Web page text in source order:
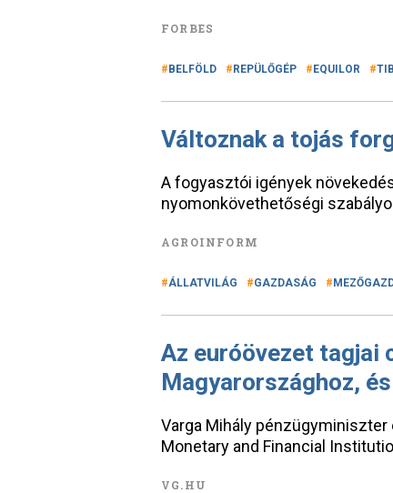
FORBES
BELFÖLD REPÜLŐGÉP EQUILOR
Változnak a tojás
A fogyasztói igények
nyomonkövethetőségi
AGROINFORM
ÁLLATVILÁG GAZDASÁG
Az euróövezet tagjai
Magyarországhoz,
Varga Mihály pénzügyminiszter
Monetary and Financial
VG.HU